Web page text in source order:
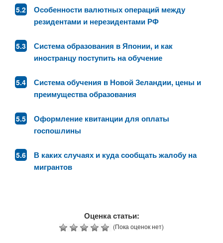
Особенности валютных операций между
резидентами и нерезидентами РФ
Система образования в Японии, и как
иностранцу поступить на обучение
Система обучения в Новой Зеландии, цены и
преимущества образования
Оформление квитанции для оплаты
госпошлины
В каких случаях и куда сообщать жалобу на
мигрантов
Оценка статьи:
(Пока оценок нет)